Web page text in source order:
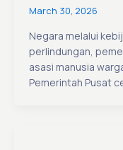
March 30, 2026
Negara melalui
perlindungan,
asasi manusia
Pemerintah Pusat